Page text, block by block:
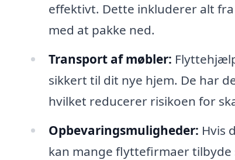
effektivt. Dette inkluderer alt
med at pakke ned.
Transport af møbler:
sikkert til dit nye hjem. De har
hvilket reducerer risikoen for
Opbevaringsmuligheder: Hvis
kan mange flyttefirmaer